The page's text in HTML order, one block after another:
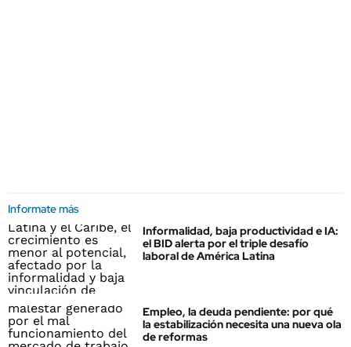
Informate más
Informalidad, baja productividad e IA:
el BID alerta por el triple desafío
laboral de América Latina
Empleo, la deuda pendiente: por qué
la estabilización necesita una nueva ola
de reformas